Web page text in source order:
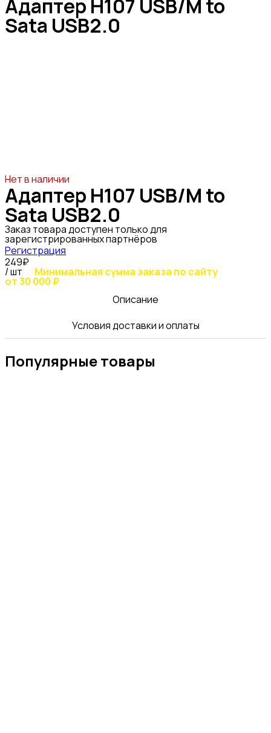
Адаптер H107 USB/M to
Sata USB2.0
Нет в наличии
Адаптер H107 USB/M to
Sata USB2.0
Заказ товара доступен только для
зарегистрированных партнёров
Регистрация
249₽
/ шт Минимальная сумма заказа по сайту
от 30 000 ₽
Описание
Условия доставки и оплаты
Популярные товары